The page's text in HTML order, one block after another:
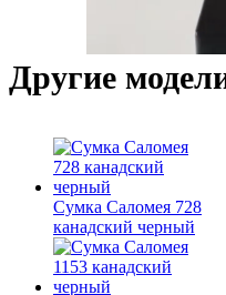
Другие
Сумка Саломея 728
канадский черный